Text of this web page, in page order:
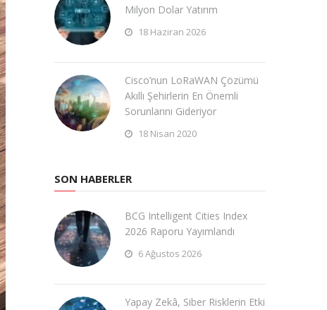
Milyon Dolar Yatırım
18 Haziran 2026
Cisco’nun LoRaWAN Çözümü
Akıllı Şehirlerin En Önemli
Sorunlarını Gideriyor
18 Nisan 2020
SON HABERLER
BCG Intelligent Cities Index
2026 Raporu Yayımlandı
6 Ağustos 2026
Yapay Zekâ, Siber Risklerin Etki